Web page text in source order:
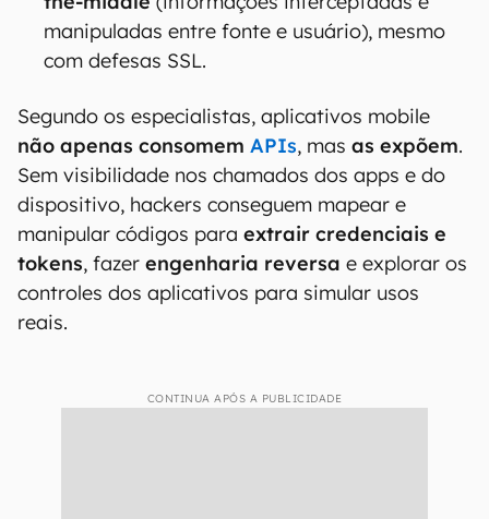
manipuladas entre fonte e usuário), mesmo
com defesas SSL.
Segundo os especialistas, aplicativos mobile
não apenas consomem APIs, mas as expõem.
Sem visibilidade nos chamados dos apps e do
dispositivo, hackers conseguem mapear e
manipular códigos para extrair credenciais e
tokens, fazer engenharia reversa e explorar os
controles dos aplicativos para simular usos
reais.
CONTINUA APÓS A PUBLICIDADE